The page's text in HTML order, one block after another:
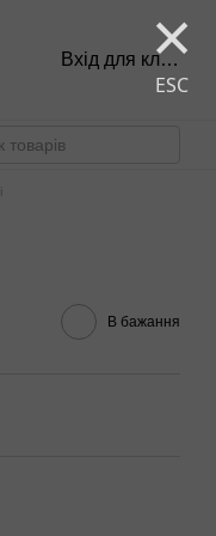
×
ESC
Вхід для клієнтів
В бажання